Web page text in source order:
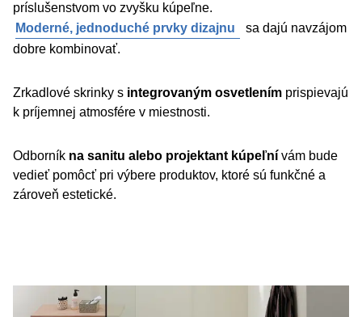
príslušenstvom vo zvyšku kúpeľne.
Moderné, jednoduché prvky dizajnu
sa dajú navzájom
dobre kombinovať.
Zrkadlové skrinky s integrovaným osvetlením prispievajú
k príjemnej atmosfére v miestnosti.
Odborník na sanitu alebo projektant kúpeľní vám bude
vedieť pomôcť pri výbere produktov, ktoré sú funkčné a
zároveň estetické.